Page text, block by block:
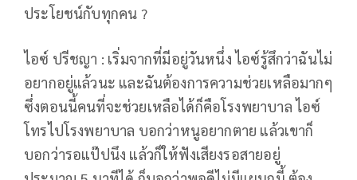
ประโยชน์กับทุกคน ?
ไอซ์ ปรีชญา : เริ่มจากที่มีอยู่วันหนึ่ง ไอซ์รู้สึกว่าฉันไม่
อยากอยู่แล้วนะ และฉันต้องการความช่วยเหลือมากๆ
ซึ่งตอนนี้คนที่จะช่วยเหลือได้ก็คือโรงพยาบาล ไอซ์
โทรไปโรงพยาบาล บอกว่าหนูอยากตาย แล้วเขาก็
บอกว่ารอแป๊ปนึง แล้วก็ให้ฟังเสียงรอสายอยู่